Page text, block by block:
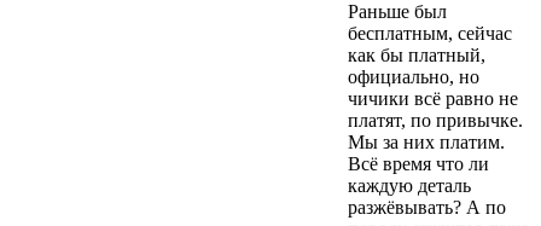
Раньше был
бесплатным, сейчас
как бы платный,
официально, но
чичики всё равно не
платят, по привычке.
Мы за них платим.
Всё время что ли
каждую деталь
разжёвывать? А по